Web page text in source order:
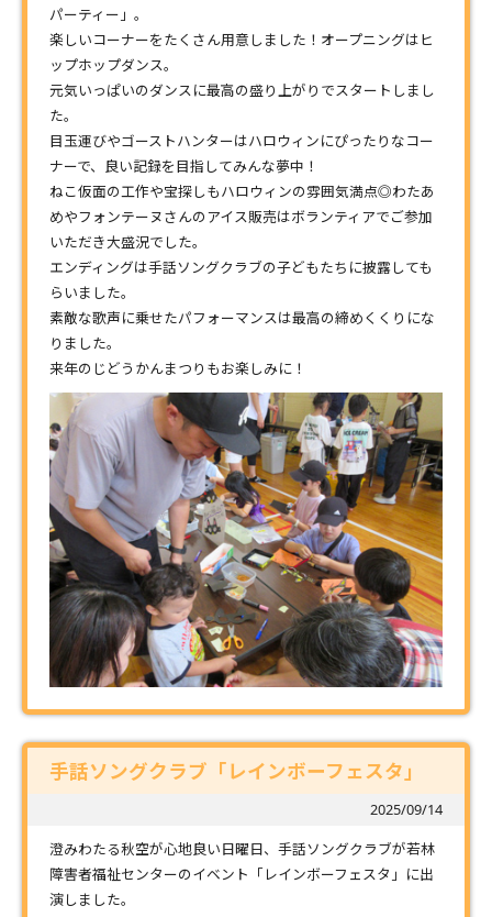
パーティー」。
楽しいコーナーをたくさん用意しました！オープニングはヒ
ップホップダンス。
元気いっぱいのダンスに最高の盛り上がりでスタートしまし
た。
目玉運びやゴーストハンターはハロウィンにぴったりなコー
ナーで、良い記録を目指してみんな夢中！
ねこ仮面の工作や宝探しもハロウィンの雰囲気満点◎わたあ
めやフォンテーヌさんのアイス販売はボランティアでご参加
いただき大盛況でした。
エンディングは手話ソングクラブの子どもたちに披露しても
らいました。
素敵な歌声に乗せたパフォーマンスは最高の締めくくりにな
りました。
来年のじどうかんまつりもお楽しみに！
手話ソングクラブ「レインボーフェスタ」
2025/09/14
澄みわたる秋空が心地良い日曜日、手話ソングクラブが若林
障害者福祉センターのイベント「レインボーフェスタ」に出
演しました。